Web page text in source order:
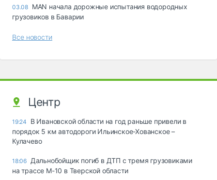
03.08 MAN начала дорожные испытания водородных
грузовиков в Баварии
Все новости
Центр
19:24
В Ивановской области на год раньше привели в
порядок 5 км автодороги Ильинское-Хованское –
Кулачево
18:06 Дальнобойщик погиб в ДТП с тремя грузовиками
на трассе М-10 в Тверской области